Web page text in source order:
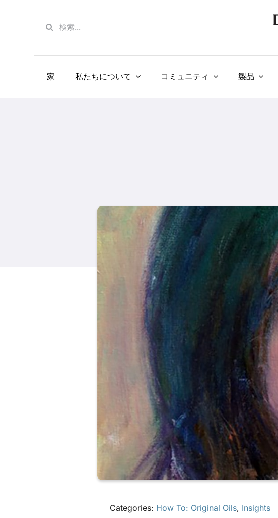
Search
for:
家 私たちについて コミュニティ 製品
Categories: How To: Original Oils, Insights